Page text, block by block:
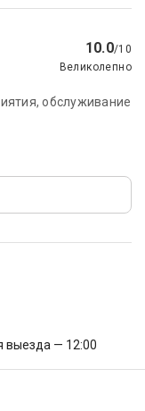
10.0/10
Великолепно
обслуживание
выезда — 12:00